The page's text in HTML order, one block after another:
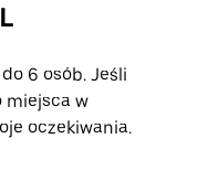
6 osób. Jeśli
miejsca w
oczekiwania.